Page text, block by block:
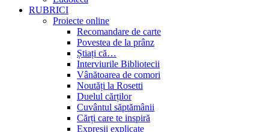
RUBRICI
Proiecte online
Recomandare de carte
Povestea de la prânz
Știați că…
Interviurile Bibliotecii
Vânătoarea de comori
Noutăți la Rosetti
Duelul cărților
Cuvântul săptămânii
Cărți care te inspiră
Expresii explicate